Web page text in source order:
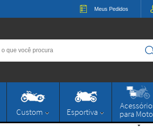
Meus Pedidos
Custom Esportiva para